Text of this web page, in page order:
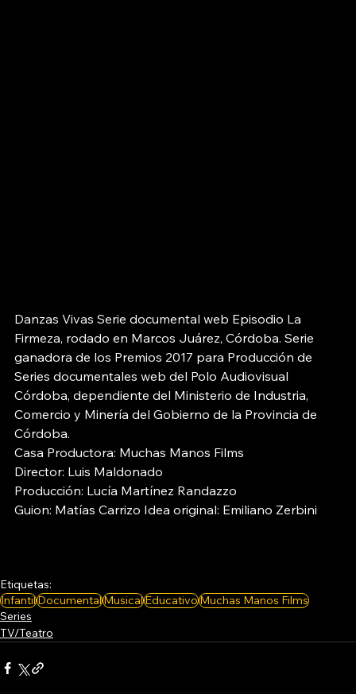
Danzas Vivas Serie documental web Episodio La
Firmeza, rodado en Marcos Juárez, Córdoba. Serie
ganadora de los Premios 2017 para Producción de
Series documentales web del Polo Audiovisual
Córdoba, dependiente del Ministerio de Industria,
Comercio y Minería del Gobierno de la Provincia de
Córdoba.
Casa Productora: Muchas Manos Films
Director: Luis Maldonado
Producción: Lucía Martínez Randazzo
Guion: Matías Carrizo Idea original: Emiliano Zerbini
Etiquetas:
InfantilDocumentalMusicalEducativoMuchas Manos Films
Series
TV/Teatro